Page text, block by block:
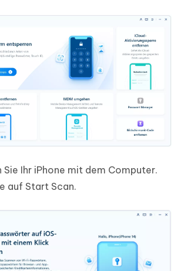
Sie Ihr iPhone mit dem Computer.
auf Start Scan.